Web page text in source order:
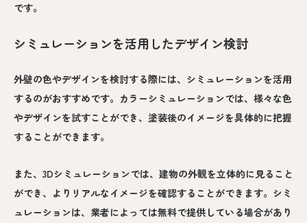
です。
シミュレーションを活用したデザイン検討
外壁の色やデザインを検討する際には、シミュレーションを活用
するのがおすすめです。カラーシミュレーションでは、様々な色
やデザインを試すことができ、塗装後のイメージを具体的に把握
することができます。
また、3Dシミュレーションでは、建物の外観を立体的に見ること
ができ、よりリアルなイメージを確認することができます。シミ
ュレーションは、業者によっては無料で提供している場合があり